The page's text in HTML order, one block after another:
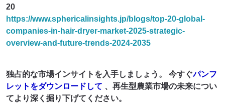
20
https://www.sphericalinsights.jp/blogs/top-20-global-
companies-in-hair-dryer-market-2025-strategic-
overview-and-future-trends-2024-2035
独占的な市場インサイトを入手しましょう。 今すぐパンフ
レットをダウンロードして 、再生型農業市場の未来につい
てより深く掘り下げてください。